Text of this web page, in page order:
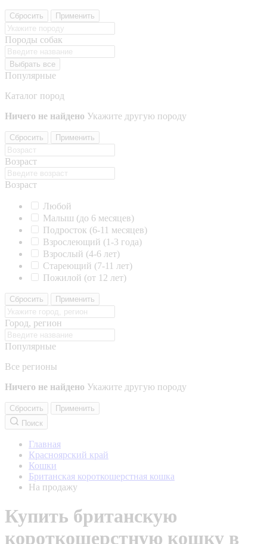
Сбросить Применить
Породы собак
Выбрать все
Популярные
Каталог пород
Ничего не найдено Укажите другую породу
Сбросить Применить
Возраст
Возраст
Любой
Малыш (до 6 месяцев)
Подросток (6-11 месяцев)
Взрослеющий (1-3 года)
Взрослый (4-6 лет)
Стареющий (7-11 лет)
Пожилой (от 12 лет)
Сбросить Применить
Город, регион
Популярные
Все регионы
Ничего не найдено Укажите другую породу
Сбросить
Применить
Поиск
Главная
Красноярский край
Кошки
Британская короткошерстная кошка
На продажу
Купить британскую
короткошерстную кошку в